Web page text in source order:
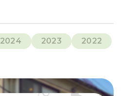
2024 2023 2022